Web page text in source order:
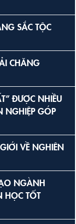
SẮC TỘC
CHĂNG
ĐƯỢC NHIỀU
NGHIỆP GÓP
VỀ NGHIÊN
NGÀNH
HỌC TỐT